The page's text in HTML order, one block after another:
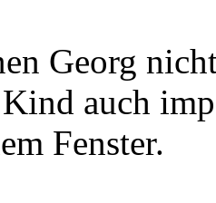
Georg
auch
Fenster.